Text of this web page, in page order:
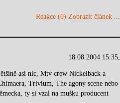
Reakce (0) Zobrazit článek ...
18.08.2004 15:35,
asi nic, Mtv crew Nickelback a
Trivium, The agony scene nebo
ty si vzal na mušku producent